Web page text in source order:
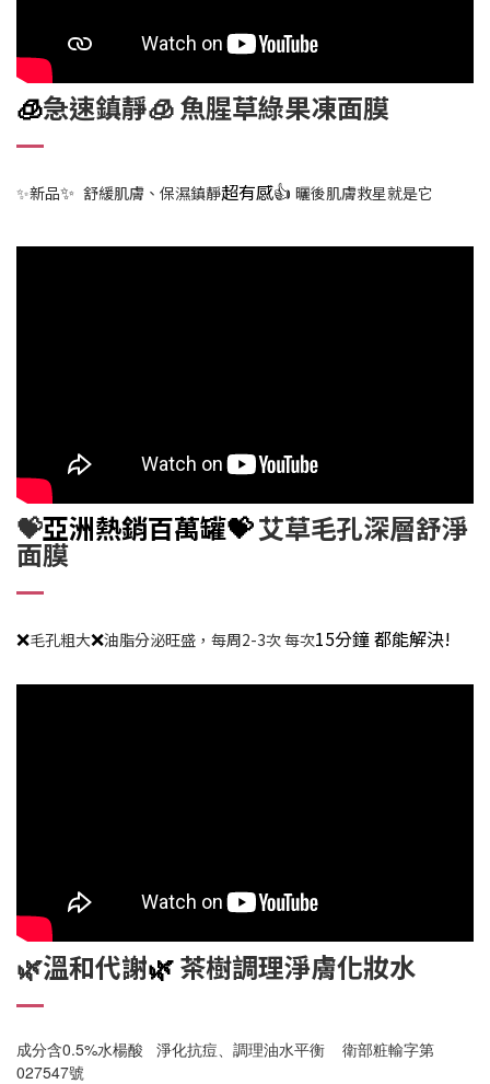
🧊急速鎮靜🧊 魚腥草綠果凍面膜
✨新品✨ 舒緩肌膚、保濕鎮靜超有感👍 曬後肌膚救星就是它
💝亞洲熱銷百萬罐💝艾草毛孔深層舒淨
面膜
❌毛孔粗大❌油脂分泌旺盛，每周2-3次 每次15分鐘 都能解決!
🌿溫和代謝🌿茶樹調理淨膚化妝水
成分含0.5%水楊酸 淨化抗痘、調理油水平衡 衛部粧輸字第
027547號